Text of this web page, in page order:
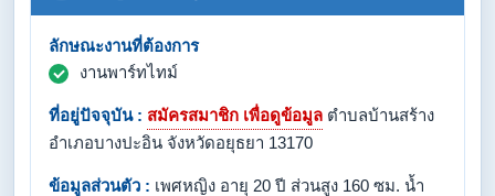
ลักษณะงานที่ต้องการ
งานพาร์ทไทม์
ที่อยู่ปัจจุบัน : สมัครสมาชิก เพื่อดูข้อมูล ตำบลบ้านสร้าง
อำเภอบางปะอิน จังหวัดอยุธยา 13170
ข้อมูลส่วนตัว : เพศหญิง อายุ 20 ปี ส่วนสูง 160 ซม. น้ำ